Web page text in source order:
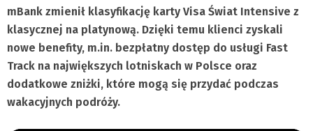
mBank zmienił klasyfikację karty Visa Świat Intensive z
klasycznej na platynową. Dzięki temu klienci zyskali
nowe benefity, m.in. bezpłatny dostęp do usługi Fast
Track na największych lotniskach w Polsce oraz
dodatkowe zniżki, które mogą się przydać podczas
wakacyjnych podróży.